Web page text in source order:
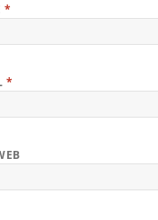
*
*